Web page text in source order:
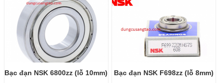
Bạc đạn NSK 6800zz (lỗ 10mm) Bạc đạn NSK F698zz (lỗ 8mm)